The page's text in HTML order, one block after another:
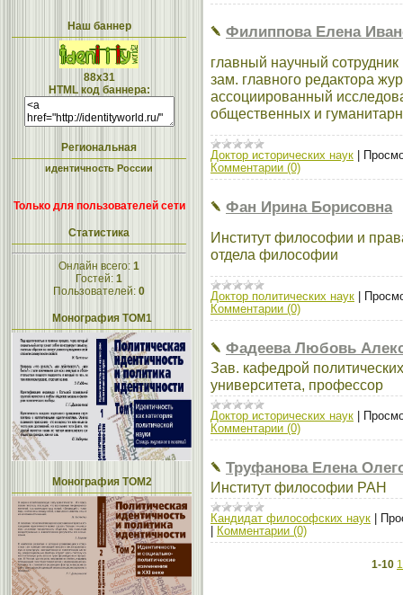
Наш баннер
88x31
HTML код баннера:
Региональная
идентичность России
Только для пользователей сети
Статистика
Онлайн всего: 1
Гостей: 1
Пользователей: 0
Монография ТОМ1
Монография ТОМ2
Филиппова Елена
главный научный
зам. главного редактора
ассоциированный
общественных и
Доктор исторических наук
Комментарии (0)
Фан Ирина Борисовна
Институт философии и
отдела философии
Доктор политических наук
Комментарии (0)
Фадеева Любовь
Зав. кафедрой
университета, профессор
Доктор исторических наук
Комментарии (0)
Труфанова Елена
Институт философии РАН
Кандидат философских наук
Комментарии (0)
1-10